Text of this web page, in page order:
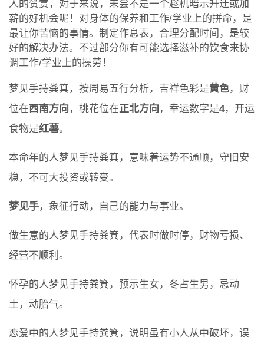
人的赞赏，对于来说，未尝不是一个趁机暗示升迁或加
薪的好机会呢！对身体的保养和工作/学业上的拼命，是
最让你苦恼的事情。制定作息表，合理分配时间，是较
好的解决办法。不过部分你有可能选择滋补的饮食来协
调工作/学业上的操劳！
梦见手持粪箕，按周易五行分析，吉祥色彩是黄色，财
位在西南方向 ，桃花位在正北方向 ，幸运数字是4，开运
食物是红薯。
本命年的人梦见手持粪箕，意味着运势不通顺，守旧安
稳，不可大投资或转变。
梦见手，象征行动，自己的能力与事业。
做生意的人梦见手持粪箕，代表时做时停，财物亏损、
经营不顺利。
怀孕的人梦见手持粪箕，预示生女，冬占生男，忌动
土，动胎气。
恋爱中的人梦见手持粪箕，说明虽有小人从中破坏，误